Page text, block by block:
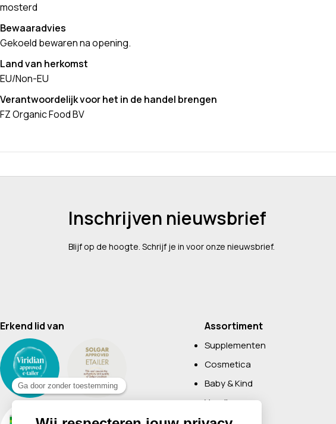
mosterd
Bewaaradvies
Gekoeld bewaren na opening.
Land van herkomst
EU/Non-EU
Verantwoordelijk voor het in de handel brengen
FZ Organic Food BV
Inschrijven nieuwsbrief
Blijf op de hoogte. Schrijf je in voor onze nieuwsbrief.
Erkend lid van Assortiment
Supplementen
Cosmetica
Baby & Kind
Voeding
Boeken